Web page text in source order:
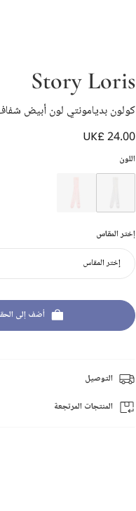
Story Loris
كولون بديامونتي لون أبيض
UK£ 24.00
اللون
إختر المقاس
إختر المقاس
أضف إلى
التوصيل
المنتجات المرتجعة